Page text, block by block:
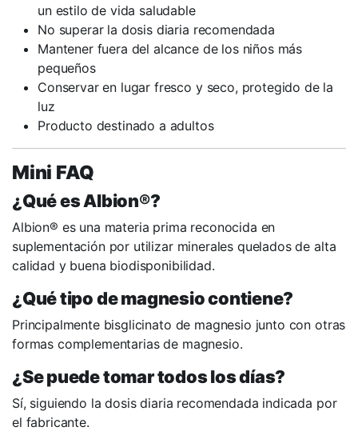
un estilo de vida saludable
No superar la dosis diaria recomendada
Mantener fuera del alcance de los niños más
pequeños
Conservar en lugar fresco y seco, protegido de la
luz
Producto destinado a adultos
Mini FAQ
¿Qué es Albion®?
Albion® es una materia prima reconocida en
suplementación por utilizar minerales quelados de alta
calidad y buena biodisponibilidad.
¿Qué tipo de magnesio contiene?
Principalmente bisglicinato de magnesio junto con otras
formas complementarias de magnesio.
¿Se puede tomar todos los días?
Sí, siguiendo la dosis diaria recomendada indicada por
el fabricante.